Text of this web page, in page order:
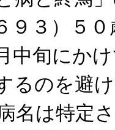
３）５
中旬にか
るのを避
名は特定